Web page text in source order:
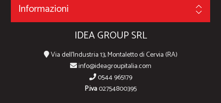
Informazioni
IDEA GROUP SRL
Via dell'Industria 13, Montaletto di Cervia (RA)
info@ideagroupitalia.com
0544 965179
P.iva02754800395